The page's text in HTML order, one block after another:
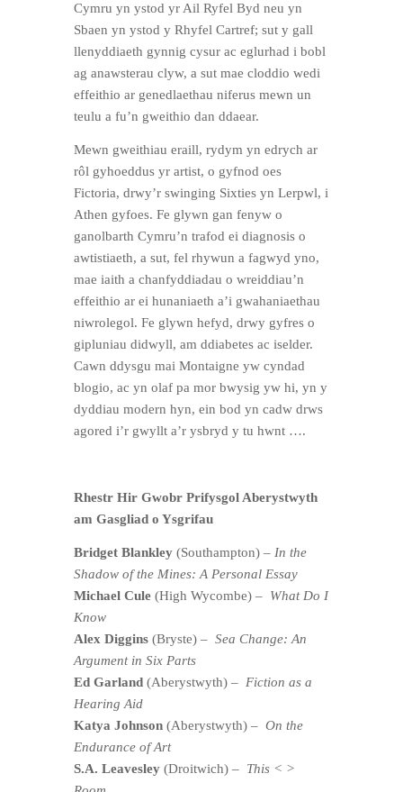
Cymru yn ystod yr Ail Ryfel Byd neu yn
Sbaen yn ystod y Rhyfel Cartref; sut y gall
llenyddiaeth gynnig cysur ac eglurhad i bobl
ag anawsterau clyw, a sut mae cloddio wedi
effeithio ar genedlaethau niferus mewn un
teulu a fu’n gweithio dan ddaear.
Mewn gweithiau eraill, rydym yn edrych ar
rôl gyhoeddus yr artist, o gyfnod oes
Fictoria, drwy’r swinging Sixties yn Lerpwl, i
Athen gyfoes. Fe glywn gan fenyw o
ganolbarth Cymru’n trafod ei diagnosis o
awtistiaeth, a sut, fel rhywun a fagwyd yno,
mae iaith a chanfyddiadau o wreiddiau’n
effeithio ar ei hunaniaeth a’i gwahaniaethau
niwrolegol. Fe glywn hefyd, drwy gyfres o
gipluniau didwyll, am ddiabetes ac iselder.
Cawn ddysgu mai Montaigne yw cyndad
blogio, ac yn olaf pa mor bwysig yw hi, yn y
dyddiau modern hyn, ein bod yn cadw drws
agored i’r gwyllt a’r ysbryd y tu hwnt ….
Rhestr Hir Gwobr Prifysgol Aberystwyth
am Gasgliad o Ysgrifau
Bridget Blankley(Southampton) –In the
Shadow of the Mines: A Personal Essay
Michael Cule(High Wycombe) – What Do I
Know
Alex Diggins(Bryste) – Sea Change: An
Argument in Six Parts
Ed Garland(Aberystwyth) – Fiction as a
Hearing Aid
Katya Johnson(Aberystwyth) – On the
Endurance of Art
S.A. Leavesley(Droitwich) – This < >